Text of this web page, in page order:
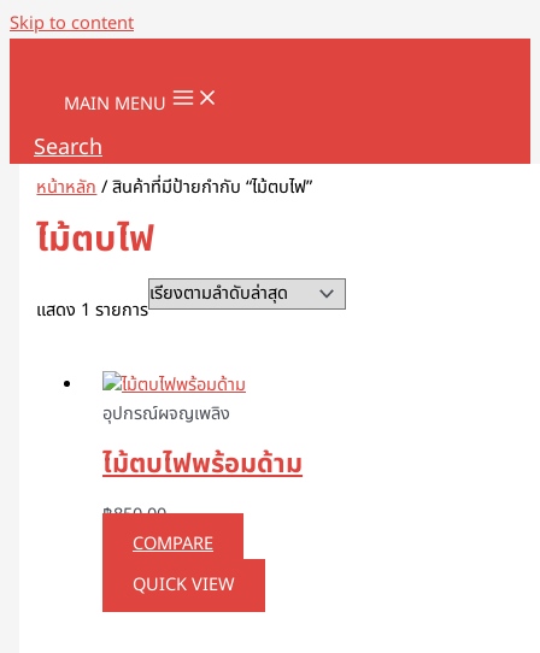
Skip to content
MAIN MENU
Search
หน้าหลัก/ สินค้าที่มีป้ายกำกับ “ไม้ตบไฟ”
ไม้ตบไฟ
แสดง 1 รายการ
อุปกรณ์ผจญเพลิง
ไม้ตบไฟพร้อมด้าม
฿850.00
COMPARE
QUICK VIEW